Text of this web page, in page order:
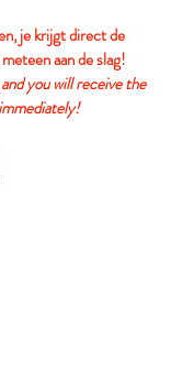
je krijgt direct de
aan de slag!
you will receive the